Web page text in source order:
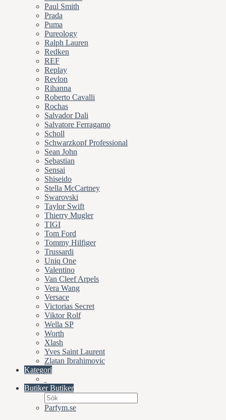
Paul Smith
Prada
Puma
Pureology
Ralph Lauren
Redken
REF
Replay
Revlon
Rihanna
Roberto Cavalli
Rochas
Salvador Dali
Salvatore Ferragamo
Scholl
Schwarzkopf Professional
Sean John
Sebastian
Sensai
Shiseido
Stella McCartney
Swarovski
Taylor Swift
Thierry Mugler
TIGI
Tom Ford
Tommy Hilfiger
Trussardi
Uniq One
Valentino
Van Cleef Arpels
Vera Wang
Versace
Victorias Secret
Viktor Rolf
Wella SP
Worth
Xlash
Yves Saint Laurent
Zlatan Ibrahimovic
Kategori
ButikerButiker
Parfym.se